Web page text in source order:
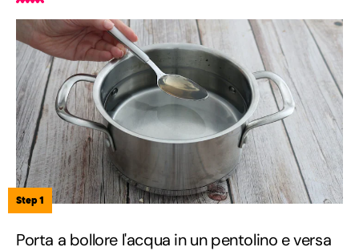
Step 1
Porta a bollore l'acqua in un pentolino e versa